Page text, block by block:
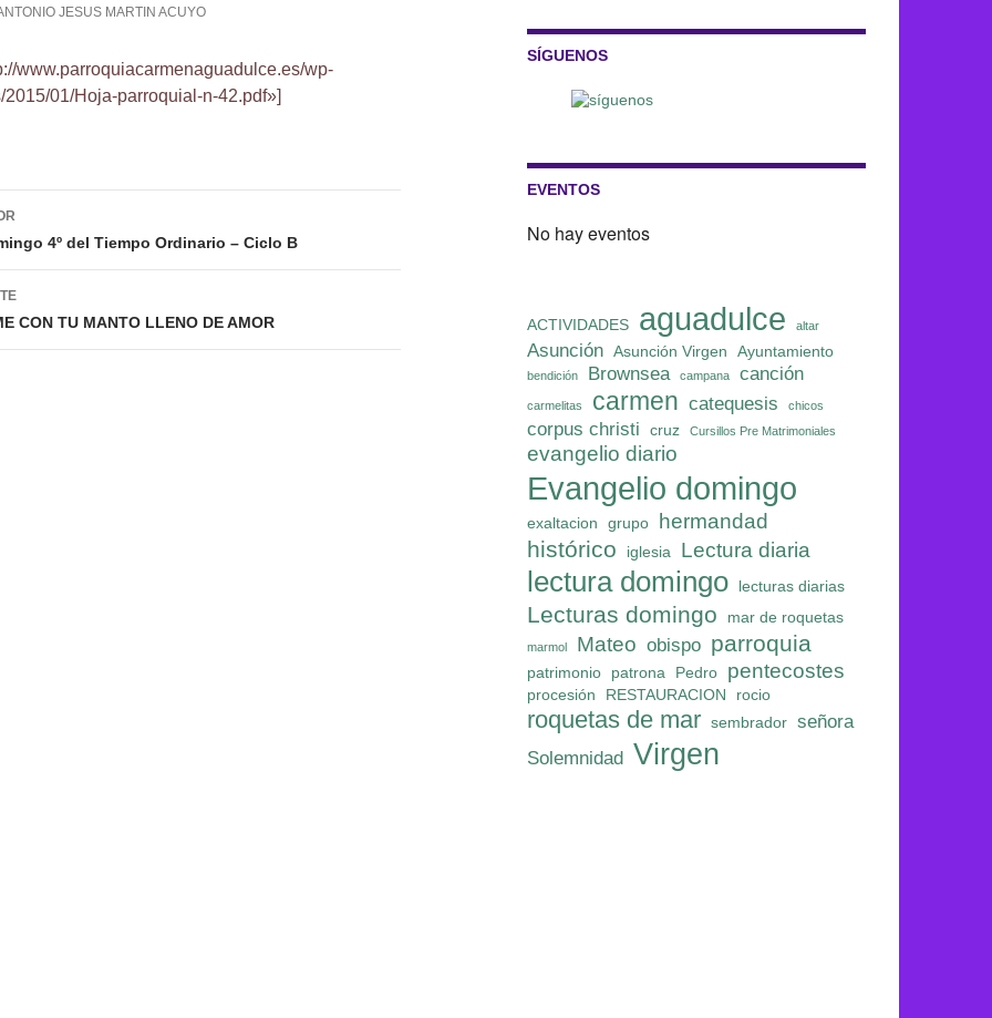
JESUS MARTIN ACUYO
www.parroquiacarmenaguadulce.es/wp-
01/Hoja-parroquial-n-42.pdf»]
4º del Tiempo Ordinario – Ciclo B
CON TU MANTO LLENO DE AMOR
SÍGUENOS
EVENTOS
No hay eventos
ACTIVIDADES aguadulce altar
Asunción Asunción Virgen Ayuntamiento
bendición Brownsea campana canción
carmelitas carmen catequesis chicos
corpus christi cruz Cursillos Pre Matrimoniales
evangelio diario
Evangelio domingo
exaltacion grupo hermandad
histórico iglesia Lectura diaria
lectura domingo lecturas diarias
Lecturas domingo mar de roquetas
marmol Mateo obispo parroquia
patrimonio patrona Pedro pentecostes
procesión RESTAURACION rocio
roquetas de mar sembrador señora
Solemnidad Virgen